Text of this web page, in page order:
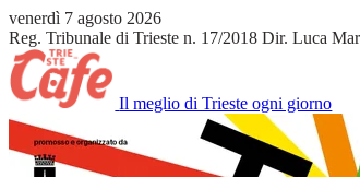
venerdì 7 agosto 2026
Reg. Tribunale di Trieste n. 17/2018 Dir. Luca
Il meglio di Trieste ogni giorno